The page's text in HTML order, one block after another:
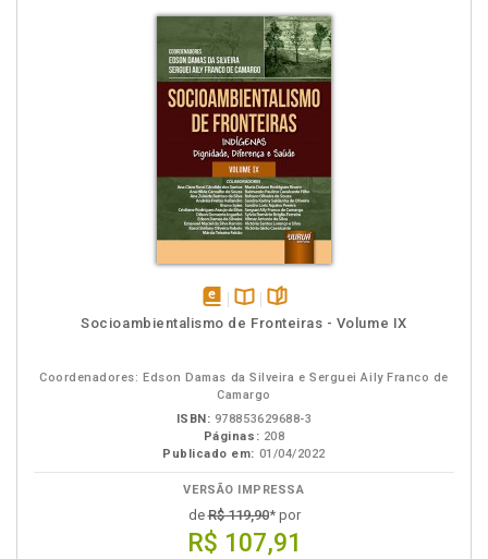
disponívelDisponível
páginas
Socioambientalismo de Fronteiras - Volume IX
Coordenadores: Edson Damas da Silveira e Serguei Aily Franco de
Camargo
ISBN: 978853629688-3
Páginas: 208
Publicado em: 01/04/2022
VERSÃO IMPRESSA
deR$ 119,90* por
R$ 107,91